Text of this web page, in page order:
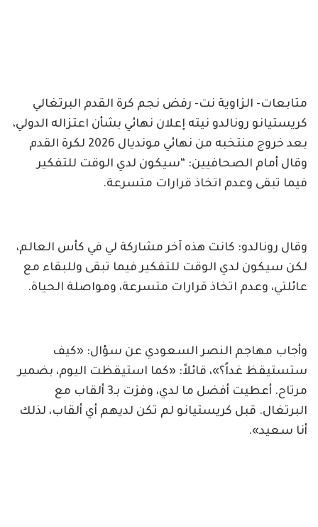
متابعات- الزاوية نت- رفض نجم كرة القدم البرتغالي
كريستيانو رونالدو نيته إعلان نهائي بشأن اعتزاله الدولي،
بعد خروج منتخبه من نهائي مونديال 2026 لكرة القدم
وقال أمام الصحافيين: “سيكون لدي الوقت للتفكير
فيما تبقى وعدم اتخاذ قرارات متسرعة.
وقال رونالدو: كانت هذه آخر مشاركة لي في كأس العالم،
لكن سيكون لدي الوقت للتفكير فيما تبقى وللبقاء مع
عائلتي، وعدم اتخاذ قرارات متسرعة، ومواصلة الحياة.
وأجاب مهاجم النصر السعودي عن سؤال: «كيف
ستستيقظ غداً؟»، قائلاً: «كما استيقظت اليوم، بضمير
مرتاح. أعطيت أفضل ما لدي، وفزت بـ3 ألقاب مع
البرتغال. قبل كريستيانو لم تكن لديهم أي ألقاب، لذلك
أنا سعيد».